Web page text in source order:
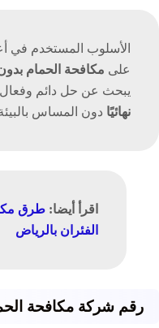
الأسلوب المستخدم في
على مكافحة الحمام
يبحث عن حل دائم
نهائيًا دون المساس
اقرأ أيضا: طرق
الفئران بالرياض
رقم شركة مكافحة